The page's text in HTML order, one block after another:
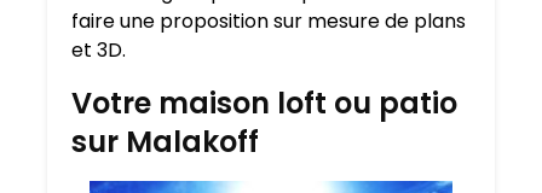
faire une proposition sur mesure de plans
et 3D.
Votre maison loft ou patio
sur Malakoff